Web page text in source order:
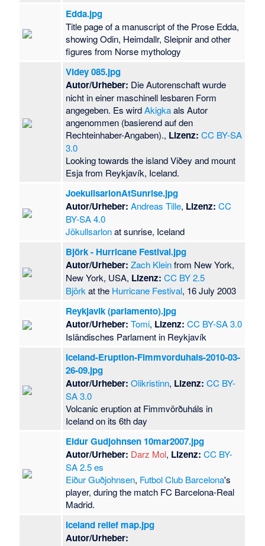
Edda.jpg
Title page of a manuscript of the Prose Edda,
showing Odin, Heimdallr, Sleipnir and other
figures from Norse mythology
Videy 085.jpg
Autor/Urheber: Die Autorenschaft wurde
nicht in einer maschinell lesbaren Form
angegeben. Es wirdAkigkaals Autor
angenommen (basierend auf den
Rechteinhaber-Angaben)., Lizenz: CC BY-SA
3.0
Looking towards the island Viðey and mount
Esja from Reykjavík, Iceland.
JoekullsarlonAtSunrise.jpg
Autor/Urheber: Andreas Tille, Lizenz: CC
BY-SA 4.0
Jökullsarlonat sunrise, Iceland
Björk - Hurricane Festival.jpg
Autor/Urheber: Zach Kleinfrom New York,
New York, USA, Lizenz: CC BY 2.5
Björk at the Hurricane Festival, 16 July 2003
Reykjavik (parlamento).jpg
Autor/Urheber: Tomi, Lizenz: CC BY-SA 3.0
Isländisches Parlament in Reykjavík
Iceland-Eruption-Fimmvorduhals-2010-03-
26-09.jpg
Autor/Urheber: Olikristinn, Lizenz: CC BY-
SA 3.0
Volcanic eruption at Fimmvörðuháls in
Iceland on its 6th day
Eidur Gudjohnsen 10mar2007.jpg
Autor/Urheber: Darz Mol, Lizenz: CC BY-
SA 2.5 es
Eiður Guðjohnsen, Futbol Club Barcelona's
player, during the match FC Barcelona-Real
Madrid.
Iceland relief map.jpg
Autor/Urheber: